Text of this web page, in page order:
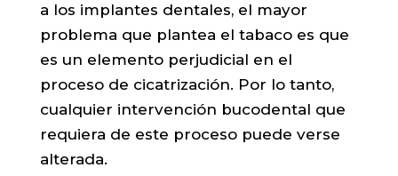
a los implantes dentales, el mayor
problema que plantea el tabaco es que
es un elemento perjudicial en el
proceso de cicatrización. Por lo tanto,
cualquier intervención bucodental que
requiera de este proceso puede verse
alterada.